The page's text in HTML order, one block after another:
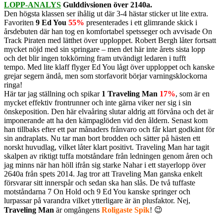
LOPP-ANALYS Gulddivsionen över 2140a.
Den högsta klassen ser ihålig ut där 3-4 hästar sticker ut lite extra.
Favoriten 9 Ed You 55% presenterades i ett glimrande skick i
årsdebuten där han tog en komfortabel spetsseger och avvisade On
Track Piraten med lätthet över upploppet. Robert Bergh låter fortsatt
mycket nöjd med sin springare – men det här inte årets sista lopp
och det blir ingen tokkörning fram utvändigt ledaren i tufft
tempo. Med lite klaff flyger Ed You lågt över upploppet och kanske
grejar segern ändå, men som storfavorit börjar varningsklockorna
ringa!
Här tar jag ställning och spikar 1 Traveling Man 17%, som är en
mycket effektiv frontrunner och inte gärna viker ner sig i sin
önskeposition. Den här elvaåring slutar aldrig att förvåna och det är
imponerande att ha den kämpaglöden vid den åldern. Senast kom
han tillbaks efter ett par månaders frånvaro och får klart godkänt för
sin andraplats. Nu tar man bort brodden och sätter på hästen ett
norskt huvudlag, vilket låter klart positivt. Traveling Man har tagit
skalpen av riktigt tuffa motståndare från ledningen genom åren och
jag minns när han höll ifrån sig starke Nahar i ett stayerlopp över
2640a från spets 2014. Jag tror att Traveling Man ganska enkelt
försvarar sitt innerspår och sedan ska han slås. De två tuffaste
motståndarna 7 On Hold och 9 Ed You kanske springer och
lurpassar på varandra vilket ytterligare är än plusfaktor. Nej,
Traveling Man är omgångens Roligaste Spik! 😉